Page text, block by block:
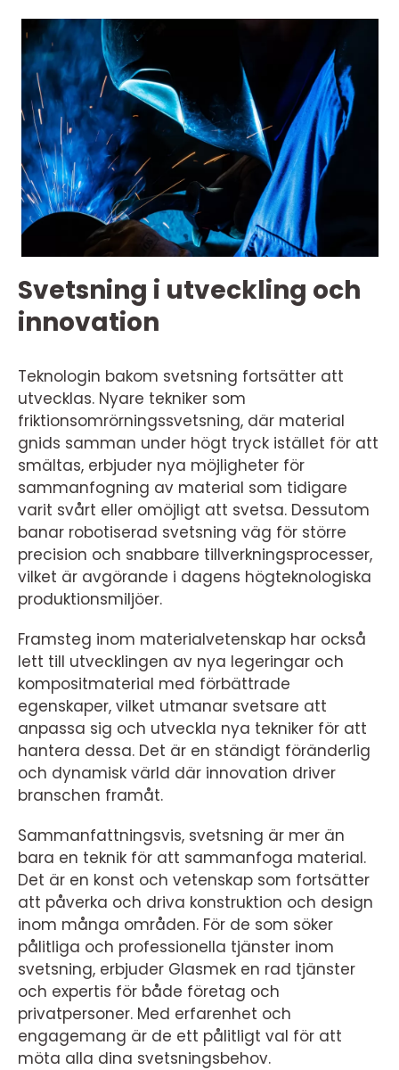
Svetsning i utveckling och
innovation
Teknologin bakom svetsning fortsätter att
utvecklas. Nyare tekniker som
friktionsomrörningssvetsning, där material
gnids samman under högt tryck istället för att
smältas, erbjuder nya möjligheter för
sammanfogning av material som tidigare
varit svårt eller omöjligt att svetsa. Dessutom
banar robotiserad svetsning väg för större
precision och snabbare tillverkningsprocesser,
vilket är avgörande i dagens högteknologiska
produktionsmiljöer.
Framsteg inom materialvetenskap har också
lett till utvecklingen av nya legeringar och
kompositmaterial med förbättrade
egenskaper, vilket utmanar svetsare att
anpassa sig och utveckla nya tekniker för att
hantera dessa. Det är en ständigt föränderlig
och dynamisk värld där innovation driver
branschen framåt.
Sammanfattningsvis, svetsning är mer än
bara en teknik för att sammanfoga material.
Det är en konst och vetenskap som fortsätter
att påverka och driva konstruktion och design
inom många områden. För de som söker
pålitliga och professionella tjänster inom
svetsning, erbjuder Glasmek en rad tjänster
och expertis för både företag och
privatpersoner. Med erfarenhet och
engagemang är de ett pålitligt val för att
möta alla dina svetsningsbehov.